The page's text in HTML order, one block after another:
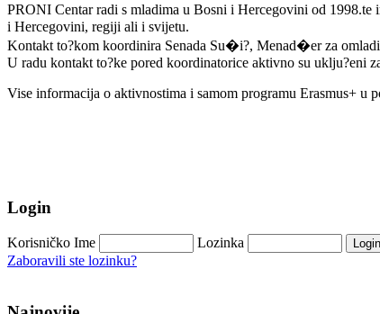
PRONI Centar radi s mladima u Bosni i Hercegovini od
i Hercegovini, regiji ali i svijetu.
Kontakt to?kom koordinira Senada Su�i?, Menad�er za
U radu kontakt to?ke pored koordinatorice aktivno su uklju?eni
Vise informacija o aktivnostima i samom programu Erasmus+ u
Login
Korisničko Ime
Lozinka
Zaboravili ste lozinku?